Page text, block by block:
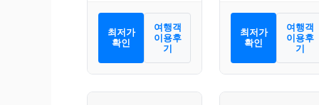
최저가
확인
여행객
이용후
기
최저가
확인
여행객
이용후
기